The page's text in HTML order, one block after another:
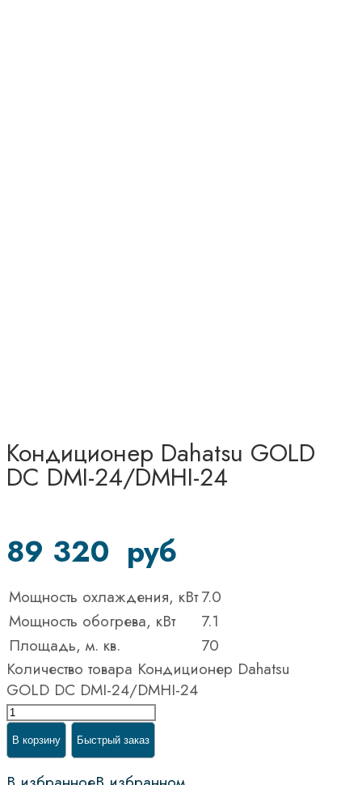
Кондиционер Dahatsu GOLD
DC DMI-24/DMHI-24
89 320 руб
Мощность охлаждения, кВт7.0
Мощность обогрева, кВт
7.1
Площадь, м. кв.
70
Количество товара Кондиционер Dahatsu
GOLD DC DMI-24/DMHI-24
В корзину Быстрый заказ